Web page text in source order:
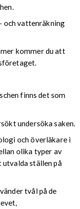
och vattenräkning
mer kommer du att
finns det som
undersöka saken.
och överläkare i
olika typer av
ställen på
tvål på de